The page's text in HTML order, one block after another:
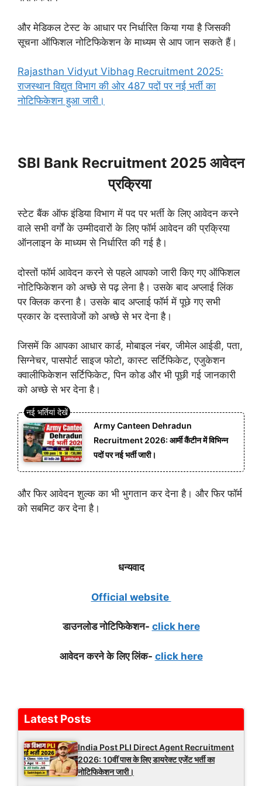
और मेडिकल टेस्ट के आधार पर निर्धारित किया गया है जिसकी
सूचना ऑफिशल नोटिफिकेशन के माध्यम से आप जान सकते हैं।
Rajasthan Vidyut Vibhag Recruitment 2025:
राजस्थान विद्युत विभाग की ओर 487 पदों पर नई भर्ती का
नोटिफिकेशन हुआ जारी।
SBI Bank Recruitment 2025 आवेदन
प्रक्रिया
स्टेट बैंक ऑफ इंडिया विभाग में पद पर भर्ती के लिए आवेदन करने
वाले सभी वर्गों के उम्मीदवारों के लिए फॉर्म आवेदन की प्रक्रिया
ऑनलाइन के माध्यम से निर्धारित की गई है।
दोस्तों फॉर्म आवेदन करने से पहले आपको जारी किए गए ऑफिशल
नोटिफिकेशन को अच्छे से पढ़ लेना है। उसके बाद अप्लाई लिंक
पर क्लिक करना है।उसके बाद अप्लाई फॉर्म में पूछे गए सभी
प्रकार के दस्तावेजों को अच्छे से भर देना है।
जिसमें कि आपका आधार कार्ड, मोबाइल नंबर, जीमेल आईडी, पता,
सिग्नेचर, पासपोर्ट साइज फोटो, कास्ट सर्टिफिकेट, एजुकेशन
क्वालीफिकेशन सर्टिफिकेट, पिन कोड और भी पूछी गई जानकारी
को अच्छे से भर देना है।
Army Canteen Dehradun
Recruitment 2026: आर्मी कैंटीन में विभिन्न
पदों पर नई भर्ती जारी।
और फिर आवेदन शुल्क का भी भुगतान कर देना है। और फिर फॉर्म
को सबमिट कर देना है।
धन्यवाद
Official website
डाउनलोड नोटिफिकेशन- click here
आवेदन करने के लिए लिंक- click here
Latest Posts
India Post PLI Direct Agent Recruitment
2026: 10वीं पास के लिए डायरेक्ट एजेंट भर्ती का
नोटिफिकेशन जारी।